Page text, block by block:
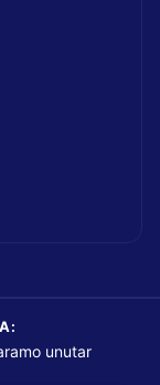
unutar